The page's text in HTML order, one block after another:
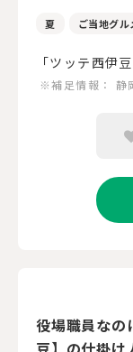
夏 ご当地グル
「ツッテ西伊
※補足情報： 静
役場職員なの